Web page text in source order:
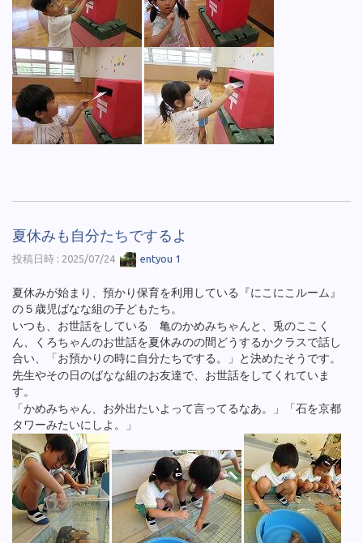
夏休みも自分たちでするよ
投稿日時 : 2025/07/24 entyou 1
夏休みが始まり、預かり保育を利用している『にこにこルーム』
の５歳児ばなな組の子どもたち。
いつも、お世話をしている 亀のかめみちゃんと、兎のここく
ん、くろちゃんのお世話を夏休みのの間どうするかクラスで話し
合い、「お預かりの時に自分たちでする。」と決めたそうです。
先生やその日のばなな組のお友達で、お世話をしてくれていま
す。
「かめみちゃん、お外出たいよって言ってるなあ。」「石を京都
タワーみたいにしよ。」